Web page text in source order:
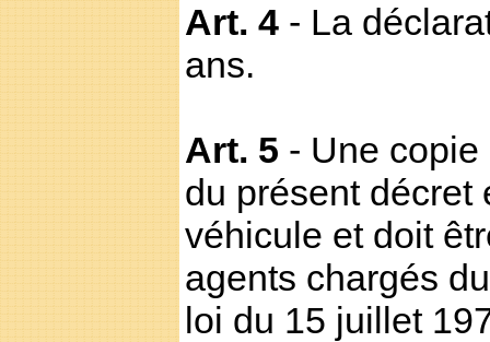
Art. 4 - La
ans.
Art. 5 - Une
du présent décret
véhicule et doit
agents chargés
loi du 15 juillet